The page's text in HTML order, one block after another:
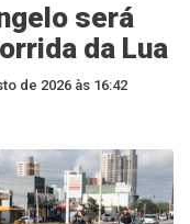
será
da Lua
de 2026 às 16:42